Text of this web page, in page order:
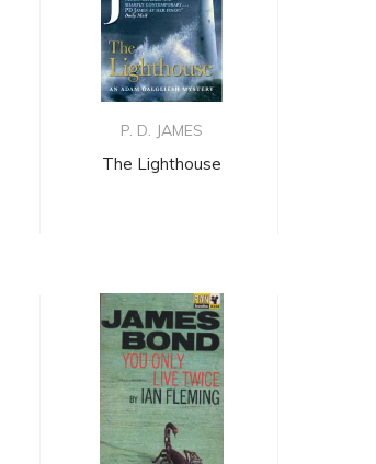
P. D. JAMES
The Lighthouse